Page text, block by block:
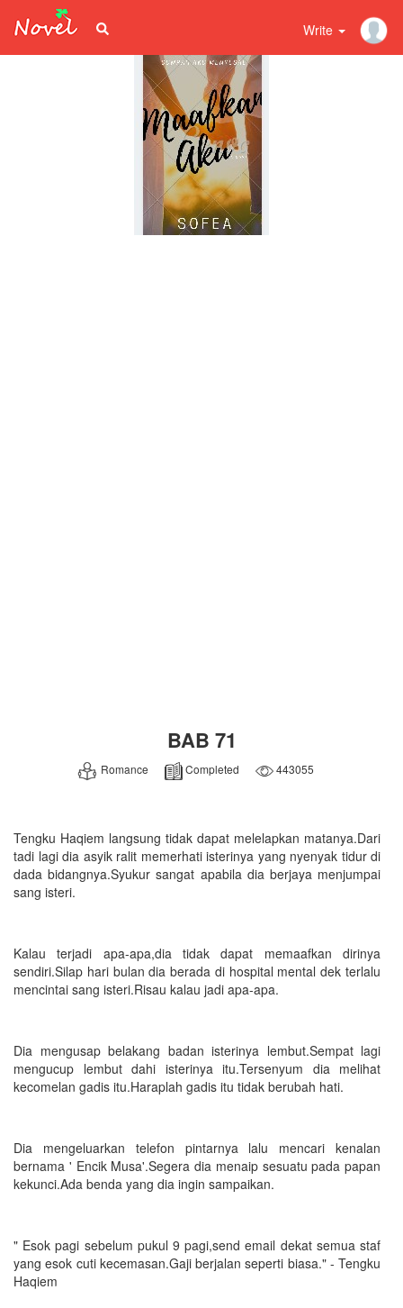
Write
BAB 71
Romance Completed 443055
Tengku Haqiem langsung tidak dapat melelapkan matanya.Dari
tadi lagi dia asyik ralit memerhati isterinya yang nyenyak tidur di
dada bidangnya.Syukur sangat apabila dia berjaya menjumpai
sang isteri.
Kalau terjadi apa-apa,dia tidak dapat memaafkan dirinya
sendiri.Silap hari bulan dia berada di hospital mental dek terlalu
mencintai sang isteri.Risau kalau jadi apa-apa.
Dia mengusap belakang badan isterinya lembut.Sempat lagi
mengucup lembut dahi isterinya itu.Tersenyum dia melihat
kecomelan gadis itu.Haraplah gadis itu tidak berubah hati.
Dia mengeluarkan telefon pintarnya lalu mencari kenalan
bernama ' Encik Musa'.Segera dia menaip sesuatu pada papan
kekunci.Ada benda yang dia ingin sampaikan.
" Esok pagi sebelum pukul 9 pagi,send email dekat semua staf
yang esok cuti kecemasan.Gaji berjalan seperti biasa." - Tengku
Haqiem